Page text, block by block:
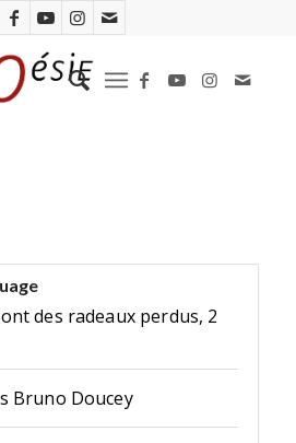
des radeaux perdus, 2
Bruno Doucey